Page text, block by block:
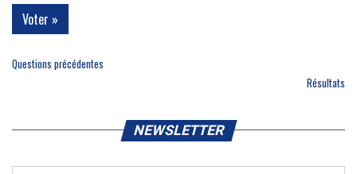
Questions précédentes
Résultats
NEWSLETTER